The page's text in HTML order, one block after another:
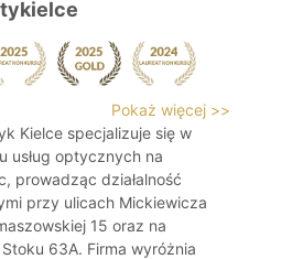
Pokaż więcej >>
Kielce specjalizuje się w
usług optycznych na
prowadząc działalność
przy ulicach Mickiewicza
15 oraz na
63A. Firma wyróżnia